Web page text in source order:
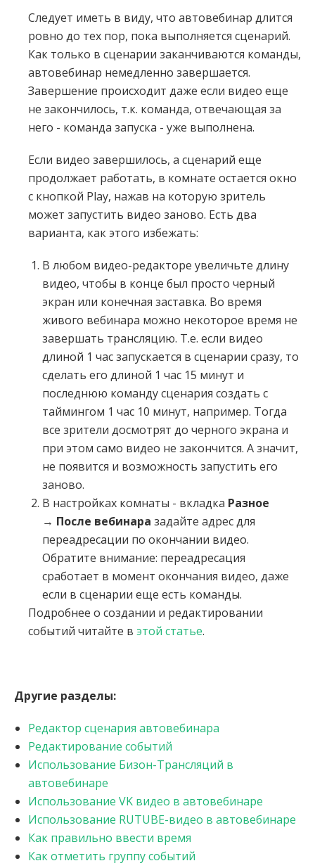
Следует иметь в виду, что автовебинар длится
ровно до тех пор, пока выполняется сценарий.
Как только в сценарии заканчиваются команды,
автовебинар немедленно завершается.
Завершение происходит даже если видео еще
не закончилось, т.к. команда, отвечающая за
него - команда запуска - уже выполнена.
Если видео завершилось, а сценарий еще
продолжает работать, в комнате остается окно
с кнопкой Play, нажав на которую зритель
может запустить видео заново. Есть два
варианта, как этого избежать:
В любом видео-редакторе увеличьте длину
видео, чтобы в конце был просто черный
экран или конечная заставка. Во время
живого вебинара можно некоторое время не
завершать трансляцию. Т.е. если видео
длиной 1 час запускается в сценарии сразу, то
сделать его длиной 1 час 15 минут и
последнюю команду сценария создать с
таймингом 1 час 10 минут, например. Тогда
все зрители досмотрят до черного экрана и
при этом само видео не закончится. А значит,
не появится и возможность запустить его
заново.
В настройках комнаты - вкладка Разное
→ После вебинара задайте адрес для
переадресации по окончании видео.
Обратите внимание: переадресация
сработает в момент окончания видео, даже
если в сценарии еще есть команды.
Подробнее о создании и редактировании
событий читайте в этой статье.
Другие разделы:
Редактор сценария автовебинара
Редактирование событий
Использование Бизон-Трансляций в
автовебинаре
Использование VK видео в автовебинаре
Использование RUTUBE-видео в автовебинаре
Как правильно ввести время
Как отметить группу событий